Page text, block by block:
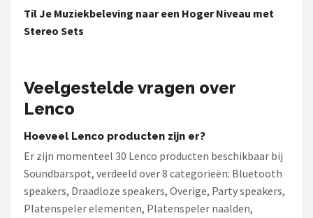
Til Je Muziekbeleving naar een Hoger Niveau met
Stereo Sets
Veelgestelde vragen over
Lenco
Hoeveel Lenco producten zijn er?
Er zijn momenteel 30 Lenco producten beschikbaar bij
Soundbarspot, verdeeld over 8 categorieën: Bluetooth
speakers, Draadloze speakers, Overige, Party speakers,
Platenspeler elementen, Platenspeler naalden,